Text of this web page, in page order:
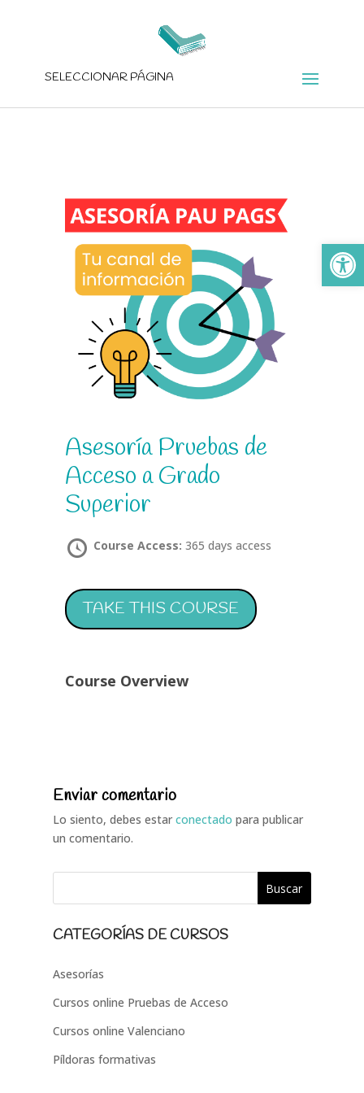
SELECCIONAR PÁGINA
Asesoría Pruebas de
Acceso a Grado
Superior
Course Access: 365 days access
TAKE THIS COURSE
Course Overview
Enviar comentario
Lo siento, debes estar conectado para publicar
un comentario.
CATEGORÍAS DE CURSOS
Asesorías
Cursos online Pruebas de Acceso
Cursos online Valenciano
Píldoras formativas